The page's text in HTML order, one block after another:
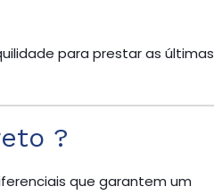
para prestar as últimas
?
que garantem um